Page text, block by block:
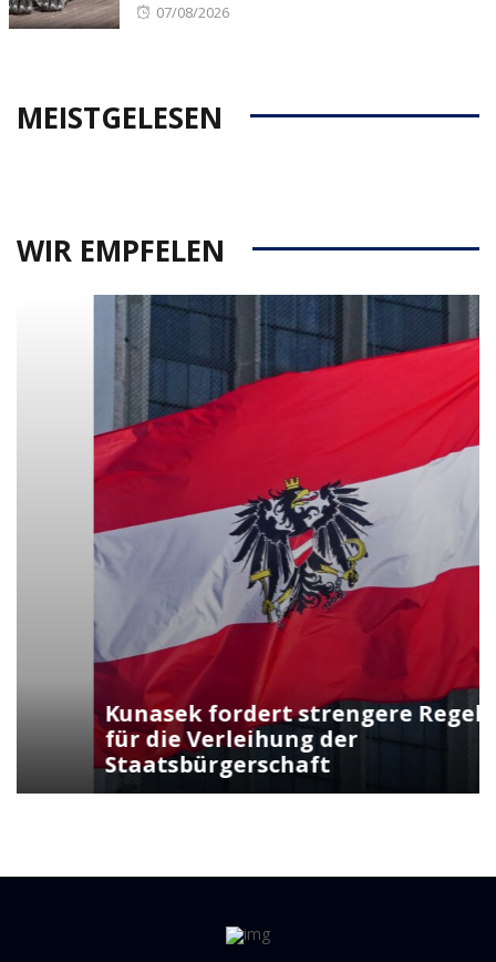
Posted
07/08/2026
MEISTGELESEN
WIR EMPFELEN
Kunasek fordert strengere Regeln
für die Verleihung der
Staatsbürgerschaft